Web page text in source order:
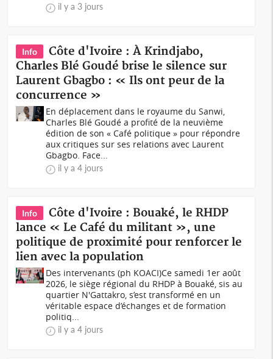
il y a 3 jours
Info
Côte d'Ivoire : À Krindjabo,
Charles Blé Goudé brise le silence sur
Laurent Gbagbo : « Ils ont peur de la
concurrence »
En déplacement dans le royaume du Sanwi,
Charles Blé Goudé a profité de la neuvième
édition de son « Café politique » pour répondre
aux critiques sur ses relations avec Laurent
Gbagbo. Face...
il y a 4 jours
Info
Côte d'Ivoire : Bouaké, le RHDP
lance « Le Café du militant », une
politique de proximité pour renforcer le
lien avec la population
Des intervenants (ph KOACI)Ce samedi 1er août
2026, le siège régional du RHDP à Bouaké, sis au
quartier N'Gattakro, s’est transformé en un
véritable espace d’échanges et de formation
politiq...
il y a 4 jours